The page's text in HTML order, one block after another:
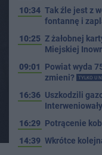
10:34 Tak źle jest z
fontannę i
10:25 Z żałobnej
Miejskiej
09:01
Powiat wyda
zmieni?
TYLKO U
16:36 Uszkodzili
16:29 Potrącenie
14:39 Wkrótce